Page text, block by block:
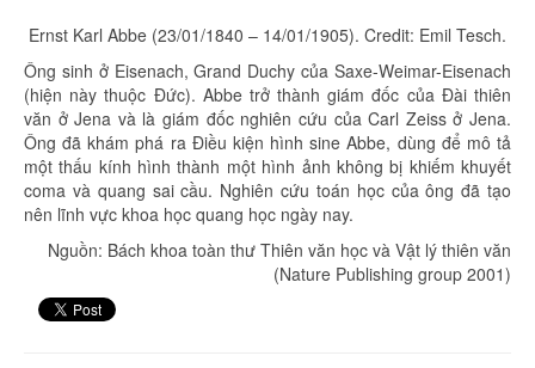
Ernst Karl Abbe (23/01/1840 – 14/01/1905). Credit: Emil Tesch.
Ông sinh ở Eisenach, Grand Duchy của Saxe-Weimar-Eisenach
(hiện này thuộc Đức). Abbe trở thành giám đốc của Đài thiên
văn ở Jena và là giám đốc nghiên cứu của Carl Zeiss ở Jena.
Ông đã khám phá ra Điều kiện hình sine Abbe, dùng để mô tả
một thấu kính hình thành một hình ảnh không bị khiếm khuyết
coma và quang sai cầu. Nghiên cứu toán học của ông đã tạo
nên lĩnh vực khoa học quang học ngày nay.
Nguồn: Bách khoa toàn thư Thiên văn học và Vật lý thiên văn
(Nature Publishing group 2001)